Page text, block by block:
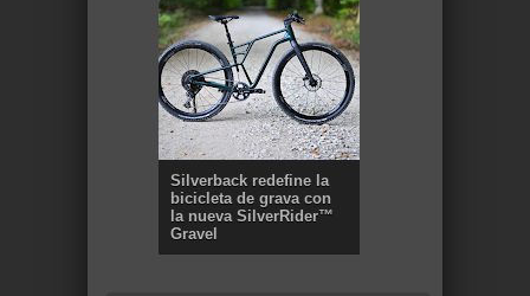
Silverback redefine la
bicicleta de grava con
la nueva SilverRider™
Gravel